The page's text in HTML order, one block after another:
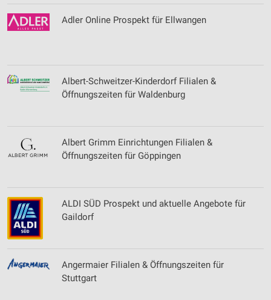
Adler Online Prospekt für Ellwangen
Albert-Schweitzer-Kinderdorf Filialen &
Öffnungszeiten für Waldenburg
Albert Grimm Einrichtungen Filialen &
Öffnungszeiten für Göppingen
ALDI SÜD Prospekt und aktuelle Angebote für
Gaildorf
Angermaier Filialen & Öffnungszeiten für
Stuttgart